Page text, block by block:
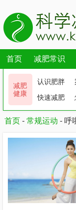
首页 减肥常识
减肥
健康
认识肥胖
快速减肥
首页 - 常规运动 - 呼